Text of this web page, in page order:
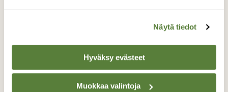
Näytä tiedot
Hyväksy evästeet
Muokkaa valintoja
TAKAISIN LISTAAN